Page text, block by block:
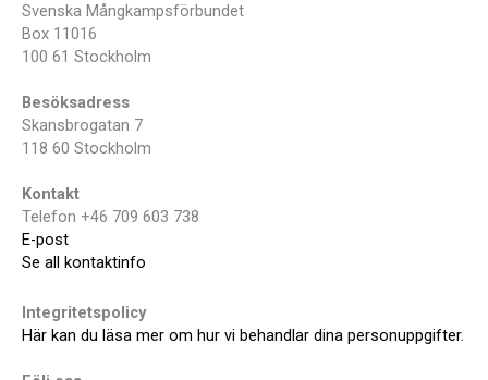
Svenska Mångkampsförbundet
Box 11016
100 61 Stockholm
Besöksadress
Skansbrogatan 7
118 60 Stockholm
Kontakt
Telefon +46 709 603 738
E-post
Se all kontaktinfo
Integritetspolicy
Här kan du läsa mer om hur vi behandlar dina personuppgifter.